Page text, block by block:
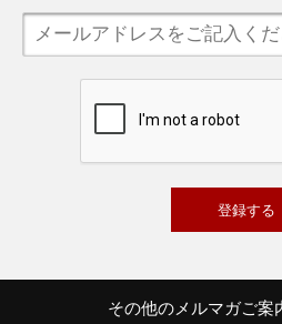
その他のメルマガご案